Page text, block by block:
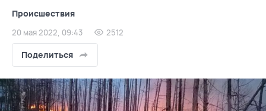
Происшествия
20 мая 2022, 09:43 2512
Поделиться